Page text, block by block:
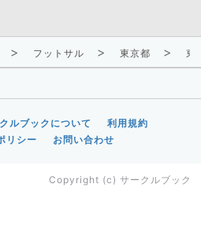
フットサル 東京都 東
ルブックについて
利用規約
リシー
お問い合わせ
Copyright (c) サークルブック